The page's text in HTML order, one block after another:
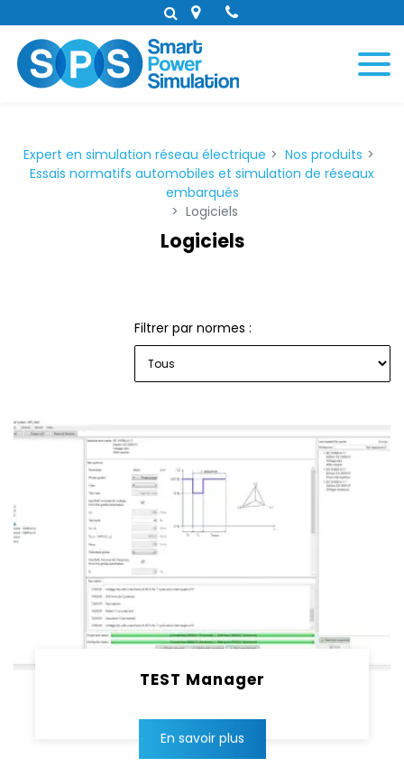
Expert en simulation réseau électrique
Nos produits
Essais normatifs automobiles et simulation de réseaux
embarqués
Logiciels
Logiciels
Filtrer par normes :
TEST Manager
En savoir plus
Panneau de gestion des cookies